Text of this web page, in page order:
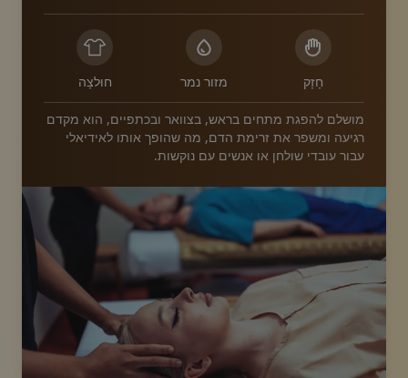
הזמנה
איש קשר
מבצעים
חבילות
גלריה
חֲדָשׁוֹת
חָזָק מזור נמר חוּלצָה
מושלם להפגת מתחים בראש, בצוואר ובכתפיים, הוא מקדם
רגיעה ומשפר את זרימת הדם, מה שהופך אותו לאידיאלי
עבור עובדי שולחן או אנשים עם נוקשות.